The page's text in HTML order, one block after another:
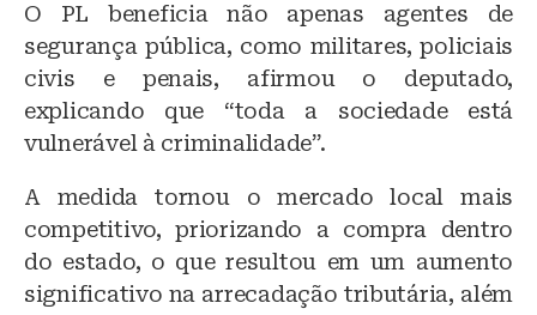
O PL beneficia não apenas agentes de
segurança pública, como militares, policiais
civis e penais, afirmou o deputado,
explicando que “toda a sociedade está
vulnerável à criminalidade”.
A medida tornou o mercado local mais
competitivo, priorizando a compra dentro
do estado, o que resultou em um aumento
significativo na arrecadação tributária, além